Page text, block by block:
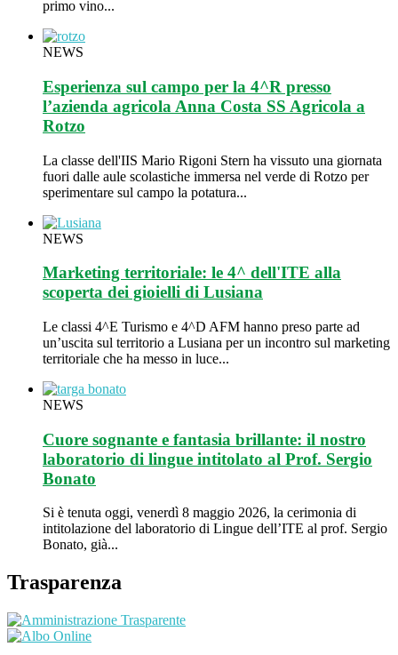
primo vino...
NEWS
Esperienza sul campo per la 4^R presso
l’azienda agricola Anna Costa SS Agricola a
Rotzo
La classe dell'IIS Mario Rigoni Stern ha vissuto una giornata
fuori dalle aule scolastiche immersa nel verde di Rotzo per
sperimentare sul campo la potatura...
NEWS
Marketing territoriale: le 4^ dell'ITE alla
scoperta dei gioielli di Lusiana
Le classi 4^E Turismo e 4^D AFM hanno preso parte ad
un’uscita sul territorio a Lusiana per un incontro sul marketing
territoriale che ha messo in luce...
NEWS
Cuore sognante e fantasia brillante: il nostro
laboratorio di lingue intitolato al Prof. Sergio
Bonato
Si è tenuta oggi, venerdì 8 maggio 2026, la cerimonia di
intitolazione del laboratorio di Lingue dell’ITE al prof. Sergio
Bonato, già...
Trasparenza